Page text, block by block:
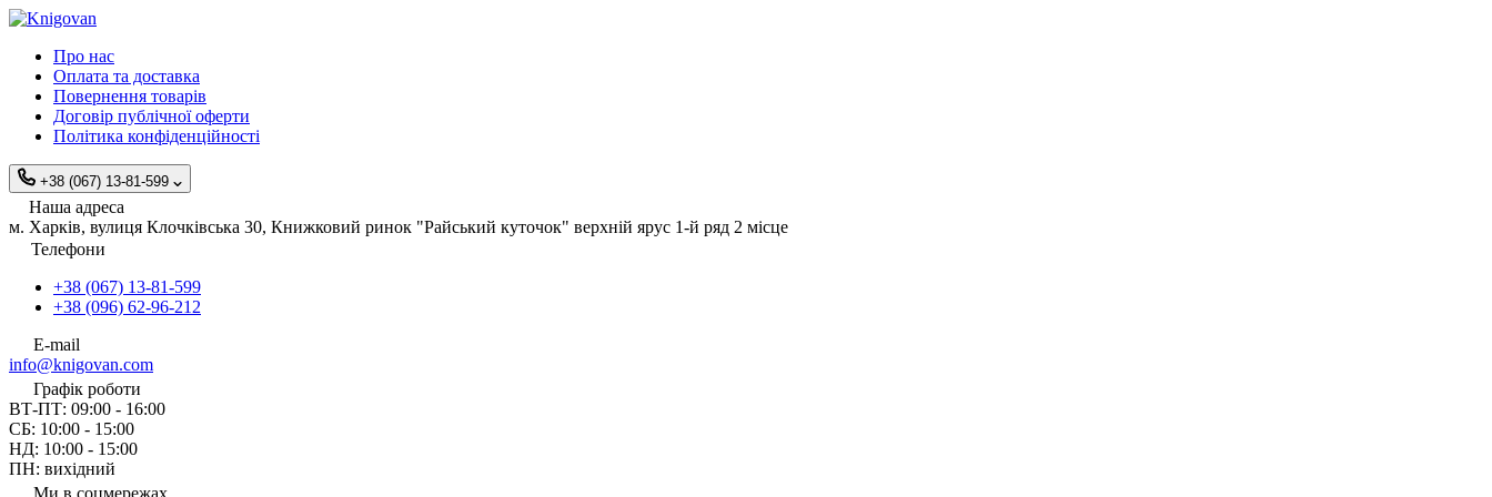
Про нас
Оплата та доставка
Повернення товарів
Договір публічної оферти
Політика конфіденційності
+38 (067) 13-81-599
Наша адреса
м. Харків, вулиця Клочківська 30, Книжковий ринок "Райський куточок" верхній ярус 1-й ряд 2 місце
Телефони
+38 (067) 13-81-599
+38 (096) 62-96-212
E-mail
info@knigovan.com
Графік роботи
ВТ-ПТ: 09:00 - 16:00
СБ: 10:00 - 15:00
НД: 10:00 - 15:00
ПН: вихідний
Ми в соцмережах